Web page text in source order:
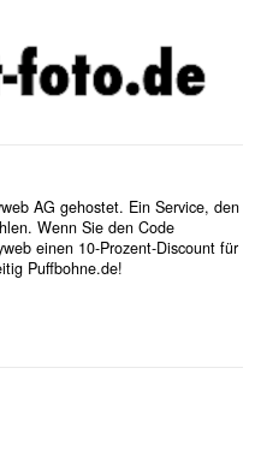
AG gehostet. Ein Service, den
Wenn Sie den Code
einen 10-Prozent-Discount für
Puffbohne.de!